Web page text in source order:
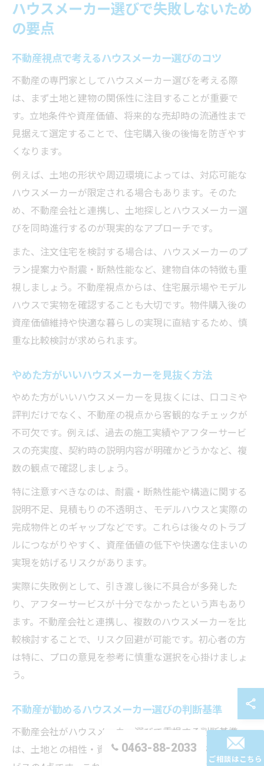
ハウスメーカー選びで失敗しないため
の要点
不動産視点で考えるハウスメーカー選びのコツ
不動産の専門家としてハウスメーカー選びを考える際
は、まず土地と建物の関係性に注目することが重要で
す。立地条件や資産価値、将来的な売却時の流通性まで
見据えて選定することで、住宅購入後の後悔を防ぎやす
くなります。
例えば、土地の形状や周辺環境によっては、対応可能な
ハウスメーカーが限定される場合もあります。そのた
め、不動産会社と連携し、土地探しとハウスメーカー選
びを同時進行するのが現実的なアプローチです。
また、注文住宅を検討する場合は、ハウスメーカーのプ
ラン提案力や耐震・断熱性能など、建物自体の特徴も重
視しましょう。不動産視点からは、住宅展示場やモデル
ハウスで実物を確認することも大切です。物件購入後の
資産価値維持や快適な暮らしの実現に直結するため、慎
重な比較検討が求められます。
やめた方がいいハウスメーカーを見抜く方法
やめた方がいいハウスメーカーを見抜くには、口コミや
評判だけでなく、不動産の視点から客観的なチェックが
不可欠です。例えば、過去の施工実績やアフターサービ
スの充実度、契約時の説明内容が明確かどうかなど、複
数の観点で確認しましょう。
特に注意すべきなのは、耐震・断熱性能や構造に関する
説明不足、見積もりの不透明さ、モデルハウスと実際の
完成物件とのギャップなどです。これらは後々のトラブ
ルにつながりやすく、資産価値の低下や快適な住まいの
実現を妨げるリスクがあります。
実際に失敗例として、引き渡し後に不具合が多発した
り、アフターサービスが十分でなかったという声もあり
ます。不動産会社と連携し、複数のハウスメーカーを比
較検討することで、リスク回避が可能です。初心者の方
は特に、プロの意見を参考に慎重な選択を心掛けましょ
う。
不動産が勧めるハウスメーカー選びの判断基準
不動産会社がハウスメーカー選びで重視する判断基準
は、土地との相性・資産性・住宅の品質・アフターサー
0463-88-2033
ご相談はこちら